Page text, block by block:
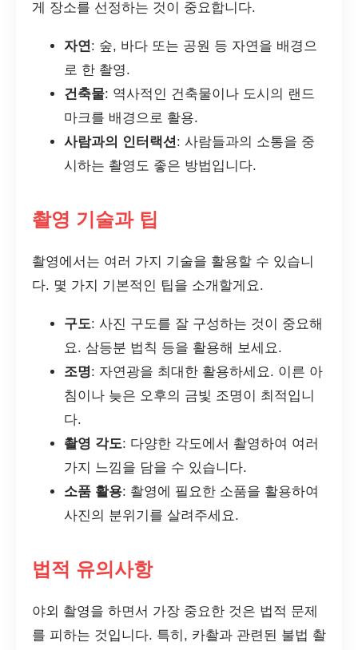
게 장소를 선정하는 것이 중요합니다.
자연: 숲, 바다 또는 공원 등 자연을 배경으
로 한 촬영.
건축물: 역사적인 건축물이나 도시의 랜드
마크를 배경으로 활용.
사람과의 인터랙션: 사람들과의 소통을 중
시하는 촬영도 좋은 방법입니다.
촬영 기술과 팁
촬영에서는 여러 가지 기술을 활용할 수 있습니
다. 몇 가지 기본적인 팁을 소개할게요.
구도: 사진 구도를 잘 구성하는 것이 중요해
요. 삼등분 법칙 등을 활용해 보세요.
조명: 자연광을 최대한 활용하세요. 이른 아
침이나 늦은 오후의 금빛 조명이 최적입니
다.
촬영 각도: 다양한 각도에서 촬영하여 여러
가지 느낌을 담을 수 있습니다.
소품 활용: 촬영에 필요한 소품을 활용하여
사진의 분위기를 살려주세요.
법적 유의사항
야외 촬영을 하면서 가장 중요한 것은 법적 문제
를 피하는 것입니다. 특히, 카촬과 관련된 불법 촬